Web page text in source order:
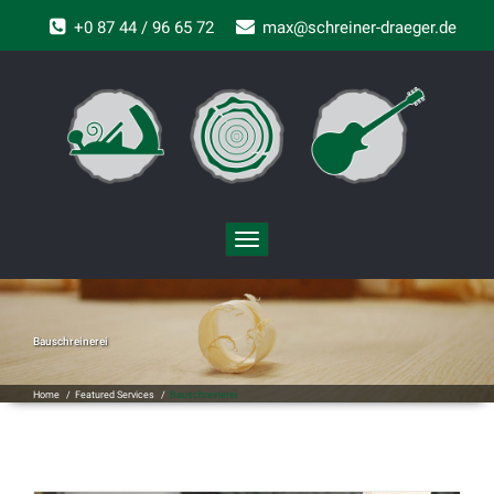
+0 87 44 / 96 65 72 max@schreiner-draeger.de
Toggle
navigation
Bauschreinerei
Home / Featured Services / Bauschreinerei